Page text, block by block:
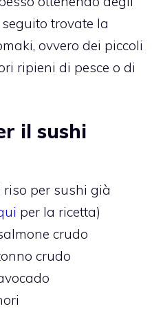
trovate la
ovvero dei piccoli
ripieni di pesce o di
il sushi
per sushi già
per la ricetta)
crudo
crudo